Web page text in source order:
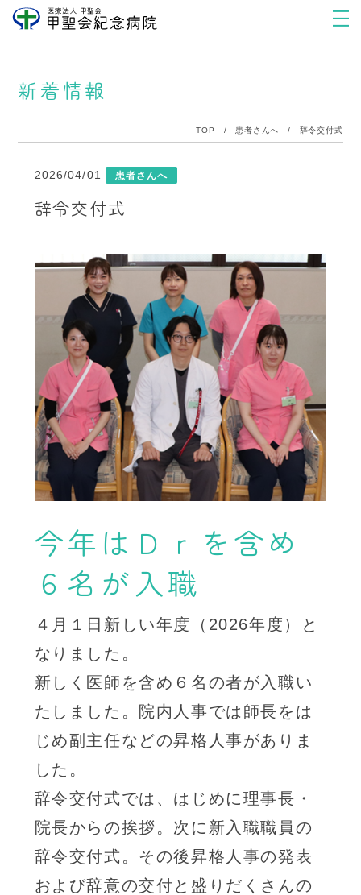
新着情報
TOP / 患者さんへ / 辞令交付式
2026/04/01 患者さんへ
辞令交付式
今年はＤｒを含め
６名が入職
４月１日新しい年度（2026年度）と
なりました。
新しく医師を含め６名の者が入職い
たしました。院内人事では師長をは
じめ副主任などの昇格人事がありま
した。
辞令交付式では、はじめに理事長・
院長からの挨拶。次に新入職職員の
辞令交付式。その後昇格人事の発表
および辞意の交付と盛りだくさんの